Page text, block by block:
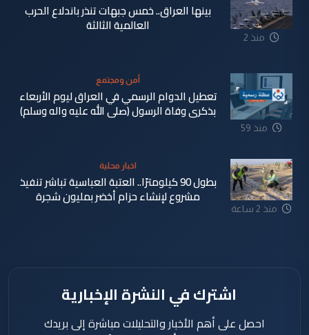
منذ 2
بينها العراق.. خمس جبهات تنذر باندلاع الحرب
العالمية الثالثة
منذ 59
أمن ومجتمع
تعطيل الدوام الرسمي في العراق ليوم الأربعاء
بذكرى وفاة الرسول (صلى الله عليه واله وسلم)
منذ 2 ساعة
اخبار محلية
بطول 90 كيلومترًا.. العتبة العباسية تباشر تنفيذ
مشروع لإنشاء حزام أخضر بمليون شجرة
اشترك في النشرة الإخبارية
احصل على أهم الأخبار والتحليلات مباشرة إلى بريدك